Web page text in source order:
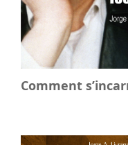
Comment